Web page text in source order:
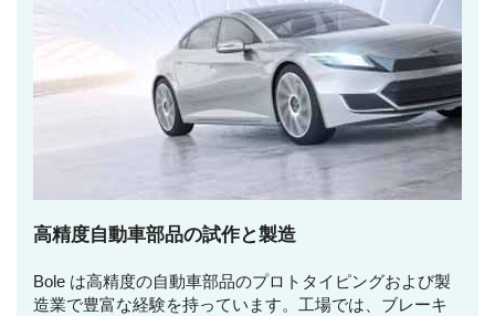
高精度自動車部品の試作と製造
Bole は高精度の自動車部品のプロトタイピングおよび製
造業で豊富な経験を持っています。工場では、ブレーキ